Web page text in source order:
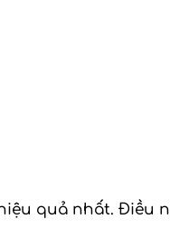
quả nhất. Điều